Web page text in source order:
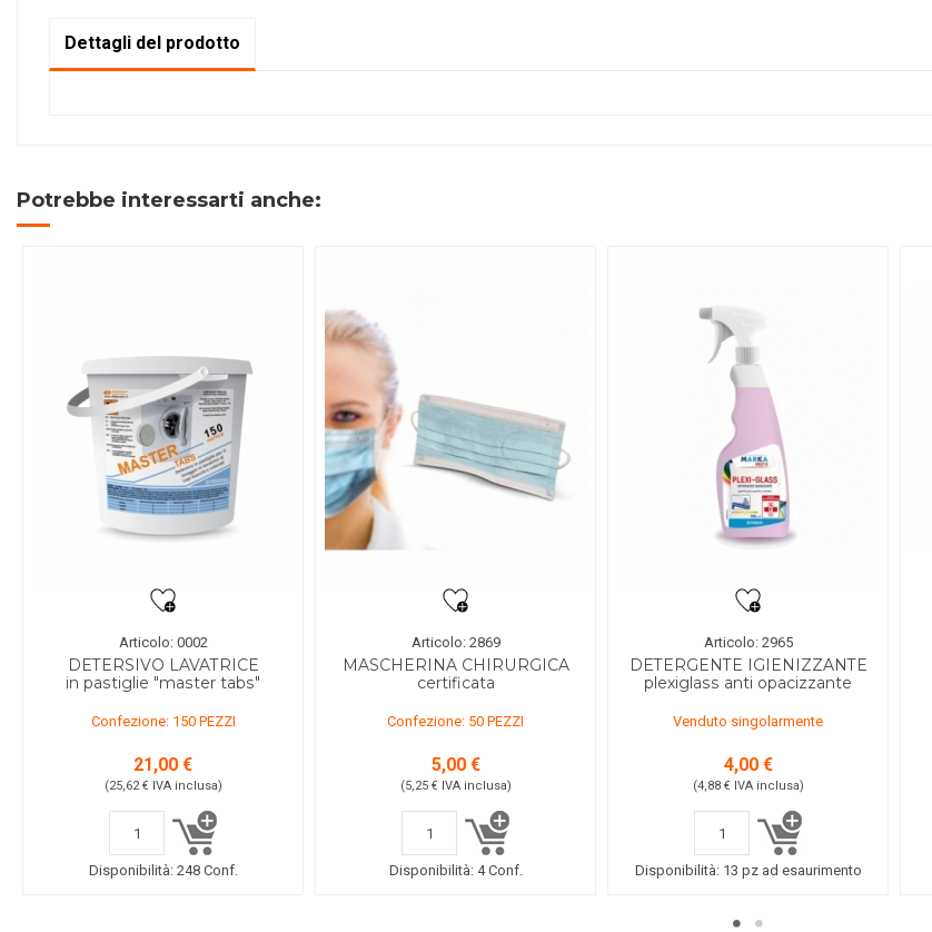
Dettagli del prodotto
Potrebbe interessarti anche:
Articolo: 0002
DETERSIVO LAVATRICE
in pastiglie "master tabs"
Confezione: 150 PEZZI
21,00 €
(25,62 € IVA inclusa)
Disponibilità: 248 Conf.
Articolo: 2869
MASCHERINA CHIRURGICA
certificata
Confezione: 50 PEZZI
5,00 €
(5,25 € IVA inclusa)
Disponibilità: 4 Conf.
Articolo: 2965
DETERGENTE IGIENIZZANTE
plexiglass anti opacizzante
Venduto singolarmente
4,00 €
(4,88 € IVA inclusa)
Disponibilità: 13 pz ad esaurimento